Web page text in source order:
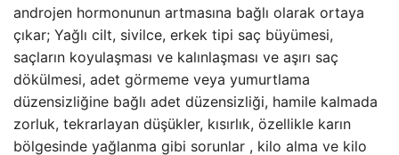
androjen hormonunun artmasına bağlı olarak ortaya
çıkar; Yağlı cilt, sivilce, erkek tipi saç büyümesi,
saçların koyulaşması ve kalınlaşması ve aşırı saç
dökülmesi, adet görmeme veya yumurtlama
düzensizliğine bağlı adet düzensizliği, hamile kalmada
zorluk, tekrarlayan düşükler, kısırlık, özellikle karın
bölgesinde yağlanma gibi sorunlar , kilo alma ve kilo